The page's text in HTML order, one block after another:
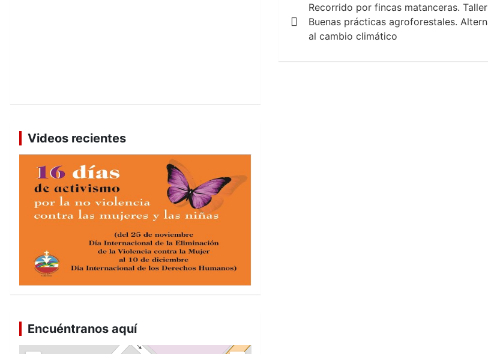
de
entradas
Recorrido por fincas matanceras. Taller
Buenas prácticas agroforestales.
al cambio climático
Videos recientes
Encuéntranos aquí